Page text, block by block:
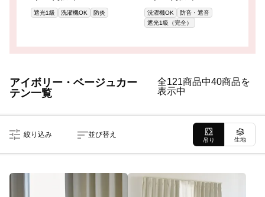
遮光1級 洗濯機OK 防炎 洗濯機OK
防音・遮音
遮光1級（完全）
アイボリー・ベージュカー
テン一覧
全121商品中40商品を
表示中
絞り込み 並び替え
吊り 生地